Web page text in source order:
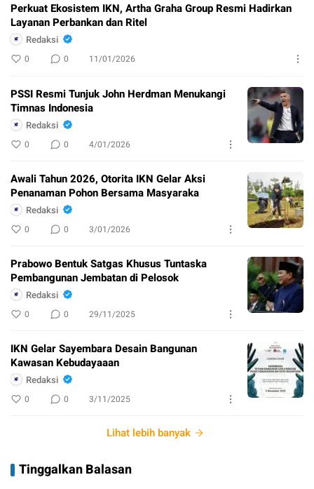
Perkuat Ekosistem IKN, Artha Graha Group Resmi Hadirkan
Layanan Perbankan dan Ritel
Redaksi
0 0 11/01/2026
PSSI Resmi Tunjuk John Herdman Menukangi
Timnas Indonesia
Redaksi
0 0 4/01/2026
Awali Tahun 2026, Otorita IKN Gelar Aksi
Penanaman Pohon Bersama Masyaraka
Redaksi
0 0 3/01/2026
Prabowo Bentuk Satgas Khusus Tuntaska
Pembangunan Jembatan di Pelosok
Redaksi
0 0 29/11/2025
IKN Gelar Sayembara Desain Bangunan
Kawasan Kebudayaaan
Redaksi
0 0 3/11/2025
Lihat lebih banyak
Tinggalkan Balasan